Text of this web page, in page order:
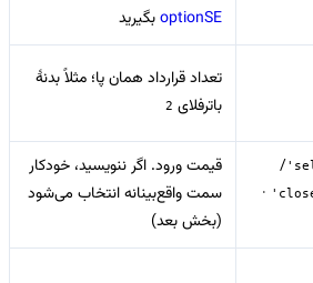
optionSEبگیرید
تعداد قرارداد همان پا؛ مثلاً بدنهٔ
باترفلای 2
/
·
قیمت ورود. اگر ننویسید، خودکار
سمت واقع‌بینانه انتخاب می‌شود
(بخش بعد)